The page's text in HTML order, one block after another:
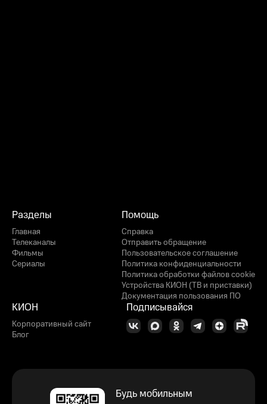
Разделы
Главная
Телеканалы
Фильмы
Сериалы
Помощь
Справка
Отправить обращение
Пользовательское соглашение
Политика конфиденциальности
Политика обработки файлов cookie
Устройства КИОН (ТВ и приставки)
Документация пользования ПО
КИОН
Корпоративный сайт
Блог
Подписывайся
Будь мобильным